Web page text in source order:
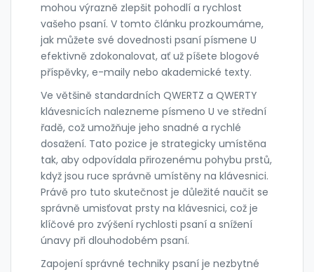
mohou výrazně zlepšit pohodlí a rychlost
vašeho psaní. V tomto článku prozkoumáme,
jak můžete své dovednosti psaní písmene U
efektivně zdokonalovat, ať už píšete blogové
příspěvky, e-maily nebo akademické texty.
Ve většině standardních QWERTZ a QWERTY
klávesnicích nalezneme písmeno U ve střední
řadě, což umožňuje jeho snadné a rychlé
dosažení. Tato pozice je strategicky umístěna
tak, aby odpovídala přirozenému pohybu prstů,
když jsou ruce správně umístěny na klávesnici.
Právě pro tuto skutečnost je důležité naučit se
správně umisťovat prsty na klávesnici, což je
klíčové pro zvýšení rychlosti psaní a snížení
únavy při dlouhodobém psaní.
Zapojení správné techniky psaní je nezbytné